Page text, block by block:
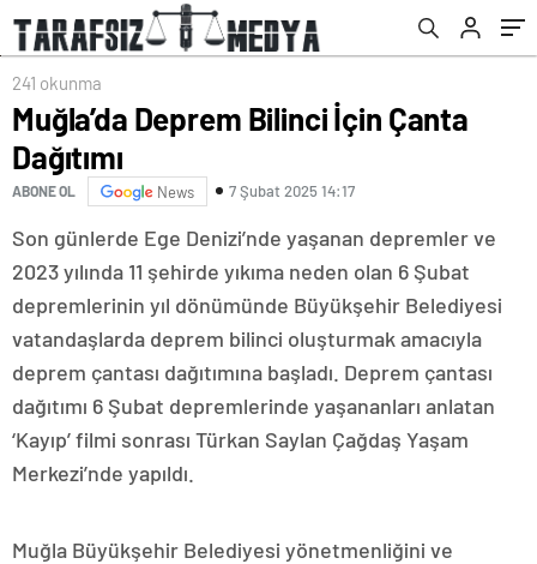
241 okunma
Muğla’da Deprem Bilinci İçin Çanta
Dağıtımı
ABONE OL News 7 Şubat 2025 14:17
Son günlerde Ege Denizi’nde yaşanan depremler ve
2023 yılında 11 şehirde yıkıma neden olan 6 Şubat
depremlerinin yıl dönümünde Büyükşehir Belediyesi
vatandaşlarda deprem bilinci oluşturmak amacıyla
deprem çantası dağıtımına başladı. Deprem çantası
dağıtımı 6 Şubat depremlerinde yaşananları anlatan
‘Kayıp’ filmi sonrası Türkan Saylan Çağdaş Yaşam
Merkezi’nde yapıldı.
Muğla Büyükşehir Belediyesi yönetmenliğini ve